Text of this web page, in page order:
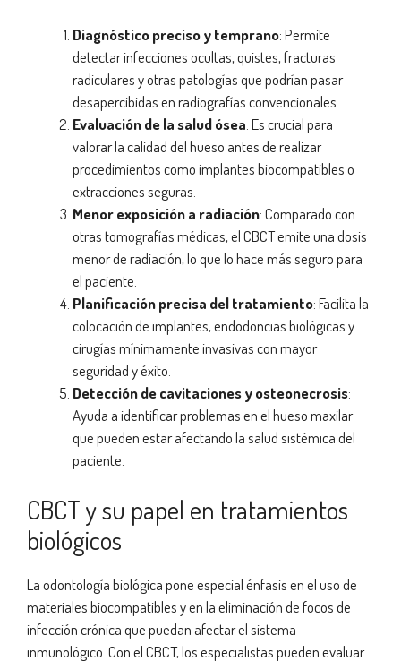
Diagnóstico preciso y temprano: Permite
detectar infecciones ocultas, quistes, fracturas
radiculares y otras patologías que podrían pasar
desapercibidas en radiografías convencionales.
Evaluación de la salud ósea: Es crucial para
valorar la calidad del hueso antes de realizar
procedimientos como implantes biocompatibles o
extracciones seguras.
Menor exposición a radiación: Comparado con
otras tomografías médicas, el CBCT emite una dosis
menor de radiación, lo que lo hace más seguro para
el paciente.
Planificación precisa del tratamiento: Facilita la
colocación de implantes, endodoncias biológicas y
cirugías mínimamente invasivas con mayor
seguridad y éxito.
Detección de cavitaciones y osteonecrosis:
Ayuda a identificar problemas en el hueso maxilar
que pueden estar afectando la salud sistémica del
paciente.
CBCT y su papel en tratamientos
biológicos
La odontología biológica pone especial énfasis en el uso de
materiales biocompatibles y en la eliminación de focos de
infección crónica que puedan afectar el sistema
inmunológico. Con el CBCT, los especialistas pueden evaluar